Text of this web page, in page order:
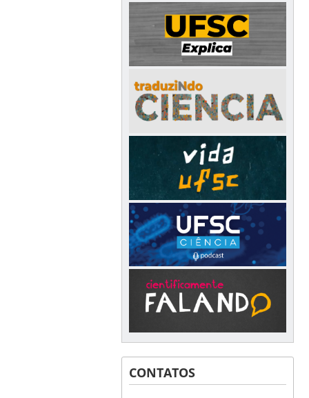
CONTATOS